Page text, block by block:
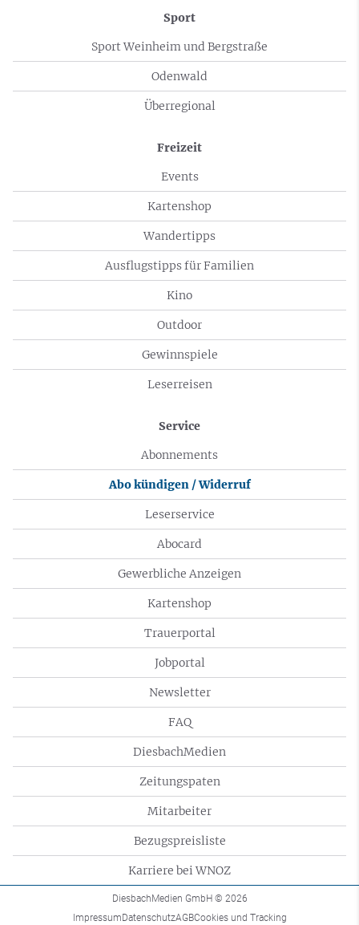
Sport
Sport Weinheim und Bergstraße
Odenwald
Überregional
Freizeit
Events
Kartenshop
Wandertipps
Ausflugstipps für Familien
Kino
Outdoor
Gewinnspiele
Leserreisen
Service
Abonnements
Abo kündigen / Widerruf
Leserservice
Abocard
Gewerbliche Anzeigen
Kartenshop
Trauerportal
Jobportal
Newsletter
FAQ
DiesbachMedien
Zeitungspaten
Mitarbeiter
Bezugspreisliste
Karriere bei WNOZ
DiesbachMedien GmbH © 2026
ImpressumDatenschutzAGBCookies und Tracking